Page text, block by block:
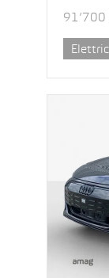
91’700